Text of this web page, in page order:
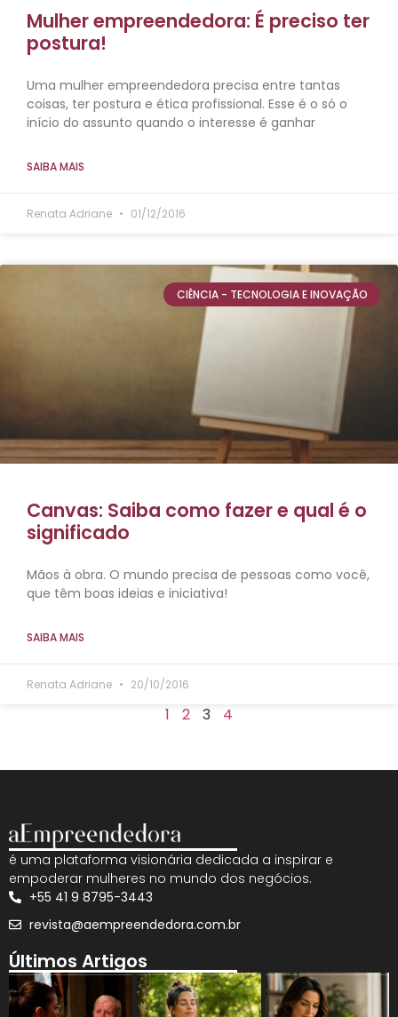
Mulher empreendedora: É preciso ter
postura!
Uma mulher empreendedora precisa entre tantas
coisas, ter postura e ética profissional. Esse é o só o
início do assunto quando o interesse é ganhar
SAIBA MAIS
Renata Adriane 01/12/2016
CIÊNCIA - TECNOLOGIA E INOVAÇÃO
Canvas: Saiba como fazer e qual é o
significado
Mãos à obra. O mundo precisa de pessoas como você,
que têm boas ideias e iniciativa!
SAIBA MAIS
Renata Adriane 20/10/2016
1 2 3 4
é uma plataforma visionária dedicada a inspirar e
empoderar mulheres no mundo dos negócios.
+55 41 9 8795-3443
revista@aempreendedora.com.br
Últimos Artigos